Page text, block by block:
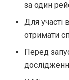
за один
Для участі
отримати
Перед